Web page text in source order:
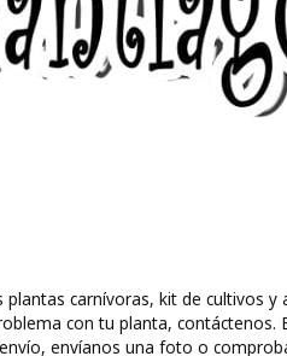
carnívoras, kit de
con tu planta,
envíanos una foto o